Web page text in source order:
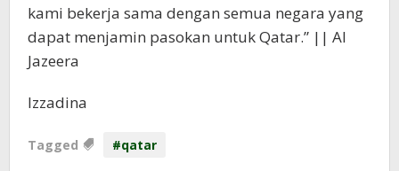
kami bekerja sama dengan semua negara yang
dapat menjamin pasokan untuk Qatar.” || Al
Jazeera
Izzadina
Tagged #qatar